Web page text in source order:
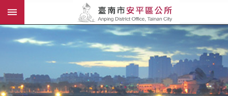
跳到主要內容區塊